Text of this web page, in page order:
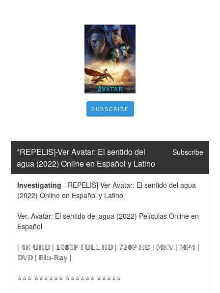
SUBSCRIBE
*REPELIS]-Ver Avatar: El sentido del
agua (2022) Online en Español y Latino
Subscribe
Investigating - REPELIS]-Ver Avatar: El sentido del agua
(2022) Online en Español y Latino
Ver. Avatar: El sentido del agua (2022) Películas Online en
Español
| 𝟜𝕂 𝕌ℍ𝔻 | 𝟙𝟘𝟠𝟘ℙ 𝔽𝕌𝕃𝕃 ℍ𝔻 | 𝟟𝟚𝟘ℙ ℍ𝔻 | 𝕄𝕂𝕍 | 𝕄ℙ𝟜 |
𝔻𝕍𝔻 | 𝔹𝕝𝕦-ℝ𝕒𝕪 |
⭐⭐⭐ ⭐⭐⭐⭐⭐⭐ ⭐⭐⭐⭐⭐⭐ ⭐⭐⭐⭐⭐